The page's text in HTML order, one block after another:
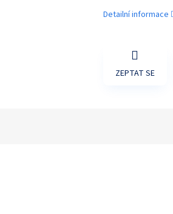
Detailní informace
ZEPTAT SE